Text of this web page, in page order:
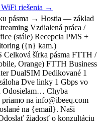
WiFi riešenia →
pásma → Hostia — základ
Vzdialená práca /
(stále) Recepcia PMS +
({n} kam.)
Celková šírka pásma FTTH /
Orange) FTTH Business
DualSIM Dedikované 1
Dve linky 1 Gbps vo
Odosielam… Chyba
na info@ibeeq.com
na {email}. Naši
žiadosť o konzultáciu